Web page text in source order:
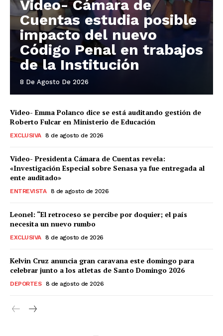
Video- Cámara de
Cuentas estudia posible
impacto del nuevo
Código Penal en trabajos
de la Institución
8 De Agosto De 2026
Video- Emma Polanco dice se está auditando gestión de
Roberto Fulcar en Ministerio de Educación
EXCLUSIVA 8 de agosto de 2026
Video- Presidenta Cámara de Cuentas revela:
«Investigación Especial sobre Senasa ya fue entregada al
ente auditado»
ENTREVISTA 8 de agosto de 2026
Leonel: “El retroceso se percibe por doquier; el país
necesita un nuevo rumbo
EXCLUSIVA 8 de agosto de 2026
Kelvin Cruz anuncia gran caravana este domingo para
celebrar junto a los atletas de Santo Domingo 2026
DEPORTES 8 de agosto de 2026